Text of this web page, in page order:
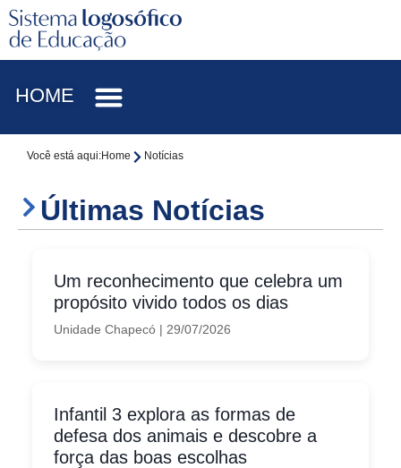
HOME
Você está aqui:Home Notícias
Últimas Notícias
Um reconhecimento que celebra um
propósito vivido todos os dias
Unidade Chapecó | 29/07/2026
Infantil 3 explora as formas de
defesa dos animais e descobre a
força das boas escolhas